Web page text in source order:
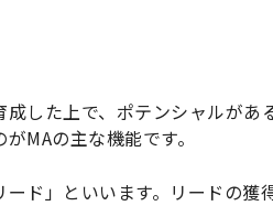
した上で、ポテンシャルが
MAの主な機能です。
ド」といいます。リードの獲